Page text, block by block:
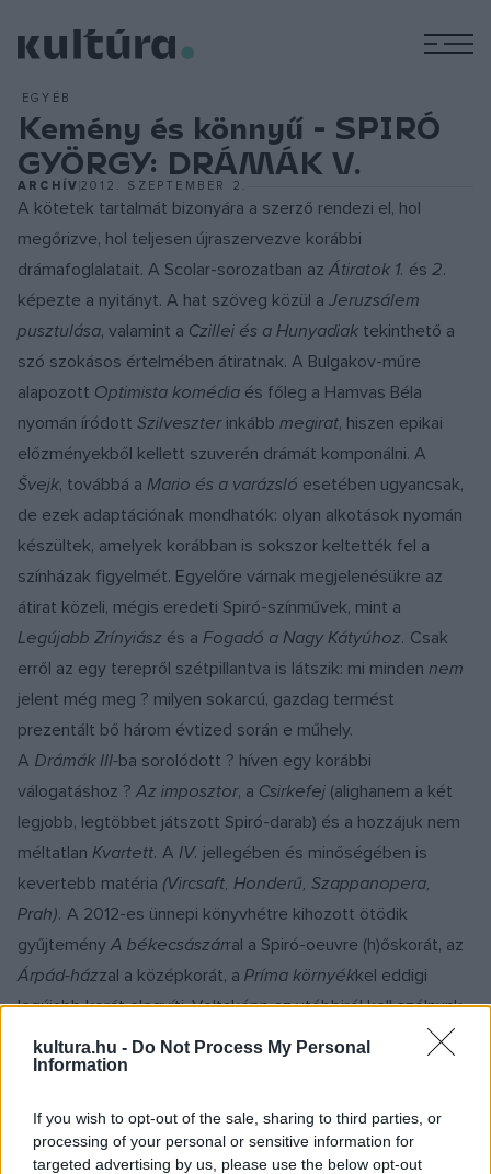
kultura.hu - Do Not Process My Personal
Information
If you wish to opt-out of the sale, sharing to third parties, or
processing of your personal or sensitive information for
targeted advertising by us, please use the below opt-out
EGYÉB
Kemény és könnyű - SPIRÓ
GYÖRGY: DRÁMÁK V.
ARCHÍV2012. SZEPTEMBER 2.
A kötetek tartalmát bizonyára a szerző rendezi el, hol
megőrizve, hol teljesen újraszervezve korábbi
drámafoglalatait. A Scolar-sorozatban azÁtiratok 1. és 2.
képezte a nyitányt. A hat szöveg közül a Jeruzsálem
pusztulása, valamint a Czillei és a Hunyadiak tekinthető a
szó szokásos értelmében átiratnak. A Bulgakov-műre
alapozott Optimista komédia és főleg a Hamvas Béla
nyomán íródott Szilveszterinkább megirat, hiszen epikai
előzményekből kellett szuverén drámát komponálni. A
Švejk, továbbá a Mario és a varázsló esetében ugyancsak,
de ezek adaptációnak mondhatók: olyan alkotások nyomán
készültek, amelyek korábban is sokszor keltették fel a
színházak figyelmét. Egyelőre várnak megjelenésükre az
átirat közeli, mégis eredeti Spiró-színművek, mint a
Legújabb Zrínyiász és a Fogadó a Nagy Kátyúhoz. Csak
erről az egy terepről szétpillantva is látszik: mi minden nem
jelent még meg ? milyen sokarcú, gazdag termést
prezentált bő három évtized során e műhely.
A Drámák III-ba sorolódott ? híven egy korábbi
válogatáshoz ?Az imposztor, a Csirkefej (alighanem a két
legjobb, legtöbbet játszott Spiró-darab) és a hozzájuk nem
méltatlan Kvartett. A IV. jellegében és minőségében is
kevertebb matéria (Vircsaft, Honderű, Szappanopera,
Prah). A 2012-es ünnepi könyvhétre kihozott ötödik
gyűjteményA békecsászárral a Spiró-oeuvre (h)őskorát, az
Árpád-házzal a középkorát, a Príma környékkel eddigi
legújabb korát elegyíti. Voltaképp az utóbbiról kell szólnunk
elsősorban, hiszen a két régebbi ? és régi tárgyú ? mellett
egy kissé eldugva foglal helyet, és nagyobb hírverést sem
komédia, melynek ősbemutatóját a Vígszínház októberre
ígéri,Marton László rendezésében, kiváló szereposztással.